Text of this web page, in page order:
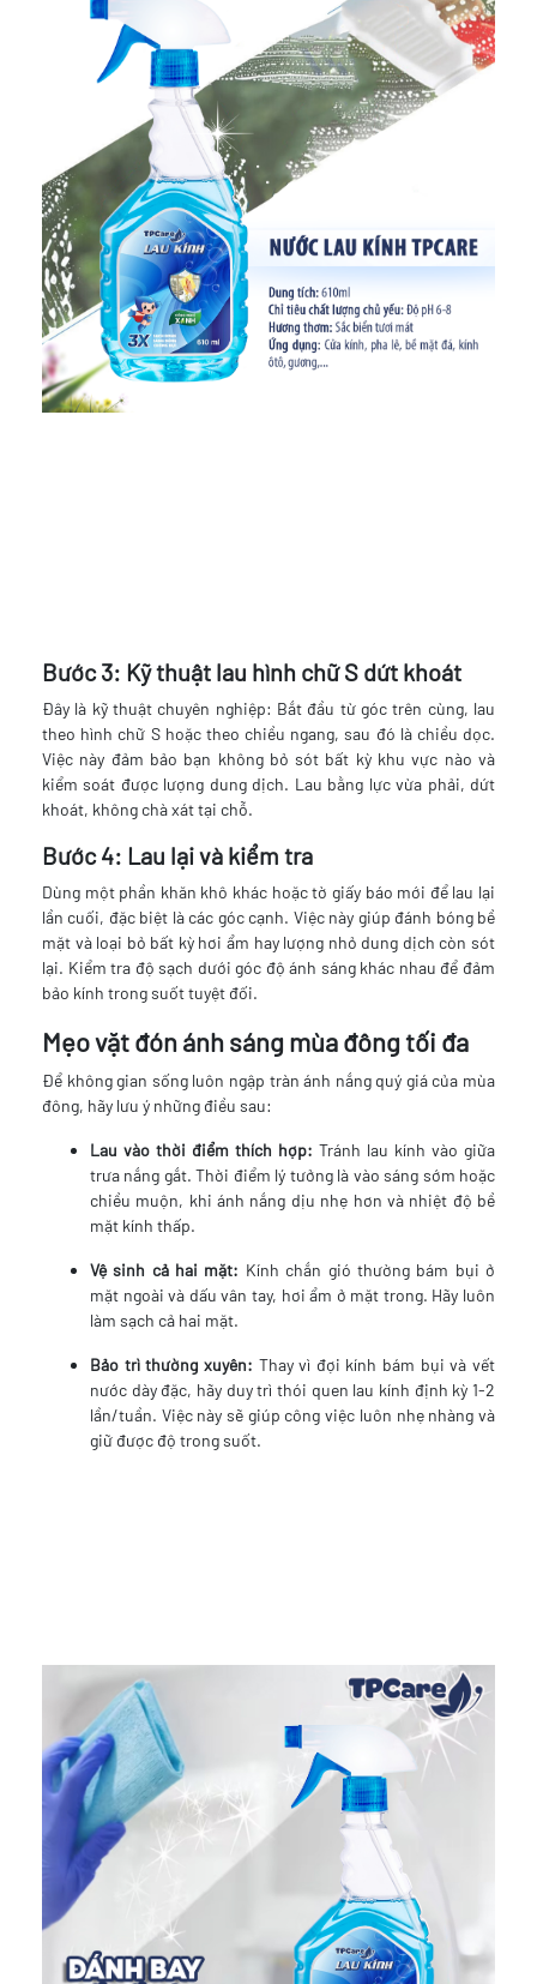
Bước 3: Kỹ thuật lau hình chữ S dứt khoát
Đây là kỹ thuật chuyên nghiệp: Bắt đầu từ góc trên cùng, lau
theo hình chữ S hoặc theo chiều ngang, sau đó là chiều dọc.
Việc này đảm bảo bạn không bỏ sót bất kỳ khu vực nào và
kiểm soát được lượng dung dịch. Lau bằng lực vừa phải, dứt
khoát, không chà xát tại chỗ.
Bước 4: Lau lại và kiểm tra
Dùng một phần khăn khô khác hoặc tờ giấy báo mới để lau lại
lần cuối, đặc biệt là các góc cạnh. Việc này giúp đánh bóng bề
mặt và loại bỏ bất kỳ hơi ẩm hay lượng nhỏ dung dịch còn sót
lại. Kiểm tra độ sạch dưới góc độ ánh sáng khác nhau để đảm
bảo kính trong suốt tuyệt đối.
Mẹo vặt đón ánh sáng mùa đông tối đa
Để không gian sống luôn ngập tràn ánh nắng quý giá của mùa
đông, hãy lưu ý những điều sau:
Lau vào thời điểm thích hợp: Tránh lau kính vào giữa
trưa nắng gắt. Thời điểm lý tưởng là vào sáng sớm hoặc
chiều muộn, khi ánh nắng dịu nhẹ hơn và nhiệt độ bề
mặt kính thấp.
Vệ sinh cả hai mặt: Kính chắn gió thường bám bụi ở
mặt ngoài và dấu vân tay, hơi ẩm ở mặt trong. Hãy luôn
làm sạch cả hai mặt.
Bảo trì thường xuyên: Thay vì đợi kính bám bụi và vết
nước dày đặc, hãy duy trì thói quen lau kính định kỳ 1-2
lần/tuần. Việc này sẽ giúp công việc luôn nhẹ nhàng và
giữ được độ trong suốt.